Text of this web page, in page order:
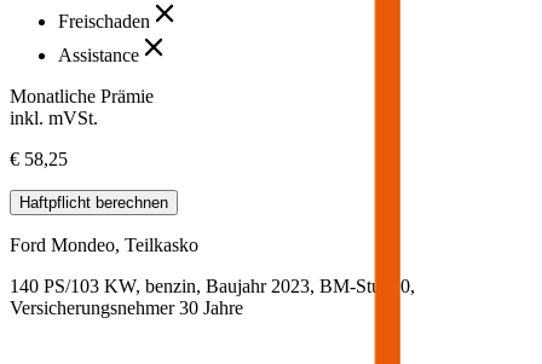
Freischaden
Assistance
Monatliche Prämie
inkl. mVSt.
€ 58,25
Haftpflicht berechnen
Ford Mondeo, Teilkasko
140 PS/103 KW, benzin, Baujahr 2023, BM-Stufe 0,
Versicherungsnehmer 30 Jahre